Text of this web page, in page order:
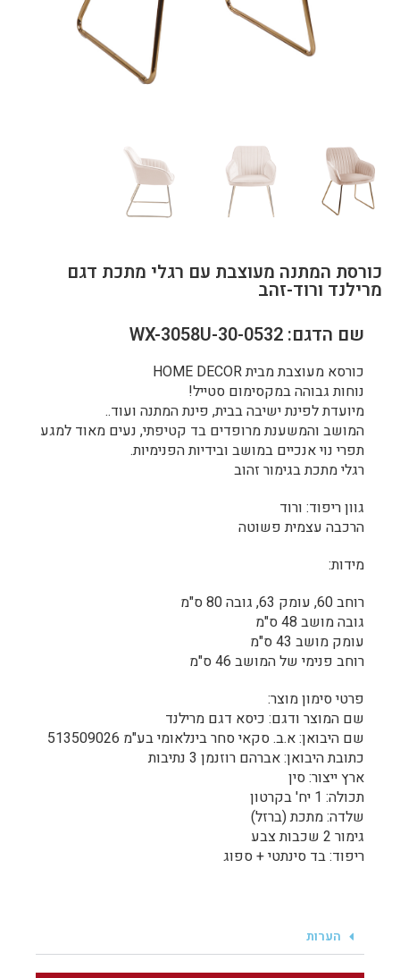
כורסת המתנה מעוצבת עם רגלי מתכת דגם
מרילנד ורוד-זהב
שם הדגם: WX-3058U-30-0532
כורסא מעוצבת מבית HOME DECOR
נוחות גבוהה במקסימום סטייל!
מיועדת לפינת ישיבה בבית, פינת המתנה ועוד..
המושב והמשענת מרופדים בד קטיפתי, נעים מאוד למגע
תפרי נוי אנכיים במושב ובידיות הפנימיות.
רגלי מתכת בגימור זהוב
גוון ריפוד: ורוד
הרכבה עצמית פשוטה
מידות:
רוחב 60, עומק 63, גובה 80 ס"מ
גובה מושב 48 ס"מ
עומק מושב 43 ס"מ
רוחב פנימי של המושב 46 ס"מ
פרטי סימון מוצר:
שם המוצר ודגם: כיסא דגם מרילנד
שם היבואן: א.ב. סקאי סחר בינלאומי בע"מ 513509026
כתובת היבואן: אברהם רוזנמן 3 נתיבות
ארץ ייצור: סין
תכולה: 1 יח' בקרטון
שלדה: מתכת (ברזל)
גימור 2 שכבות צבע
ריפוד: בד סינתטי + ספוג
הערות